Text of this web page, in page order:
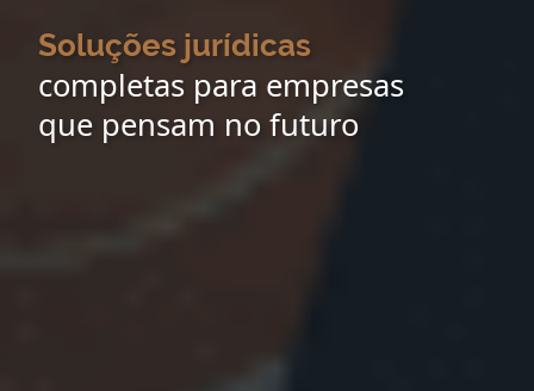
Soluções jurídicas
completas para empresas
que pensam no futuro